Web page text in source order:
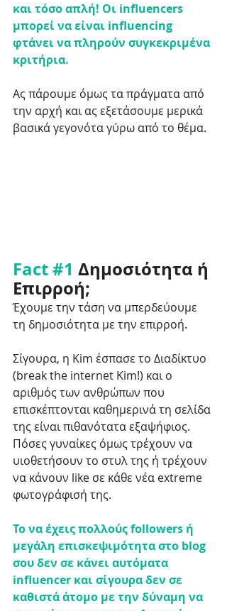
και τόσο απλή! Οι influencers
μπορεί να είναι influencing
φτάνει να πληρούν συγκεκριμένα
κριτήρια.
Ας πάρουμε όμως τα πράγματα από
την αρχή και ας εξετάσουμε μερικά
βασικά γεγονότα γύρω από το θέμα.
Fact #1 Δημοσιότητα ή
Επιρροή;
Έχουμε την τάση να μπερδεύουμε
τη δημοσιότητα με την επιρροή.
Σίγουρα, η Kim έσπασε το Διαδίκτυο
(break the internet Kim!) και ο
αριθμός των ανθρώπων που
επισκέπτονται καθημερινά τη σελίδα
της είναι πιθανότατα εξαψήφιος.
Πόσες γυναίκες όμως τρέχουν να
υιοθετήσουν το στυλ της ή τρέχουν
να κάνουν like σε κάθε νέα extreme
φωτογράφισή της.
Το να έχεις πολλούς followers ή
μεγάλη επισκεψιμότητα στο blog
σου δεν σε κάνει αυτόματα
influencer και σίγουρα δεν σε
καθιστά άτομο με την δύναμη να